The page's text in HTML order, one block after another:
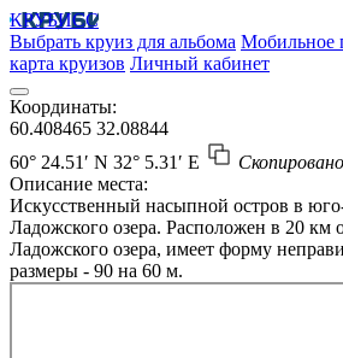
КРУБИСС
Выбрать круиз для альбома Мобильное
карта круизов Личный кабинет
Координаты:
60.408465 32.08844
60° 24.51′ N 32° 5.31′ E
Описание места:
Искусственный насыпной остров в
Ладожского озера. Расположен в 20 км
Ладожского озера, имеет форму
размеры - 90 на 60 м.